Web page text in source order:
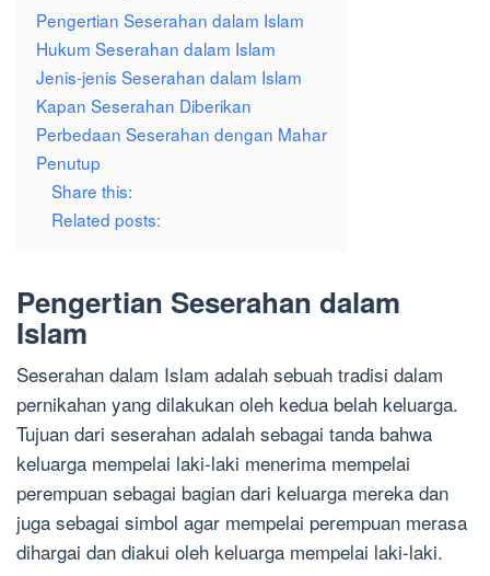
Pengertian Seserahan dalam Islam
Hukum Seserahan dalam Islam
Jenis-jenis Seserahan dalam Islam
Kapan Seserahan Diberikan
Perbedaan Seserahan dengan Mahar
Penutup
Share this:
Related posts:
Pengertian Seserahan dalam
Islam
Seserahan dalam Islam adalah sebuah tradisi dalam
pernikahan yang dilakukan oleh kedua belah keluarga.
Tujuan dari seserahan adalah sebagai tanda bahwa
keluarga mempelai laki-laki menerima mempelai
perempuan sebagai bagian dari keluarga mereka dan
juga sebagai simbol agar mempelai perempuan merasa
dihargai dan diakui oleh keluarga mempelai laki-laki.